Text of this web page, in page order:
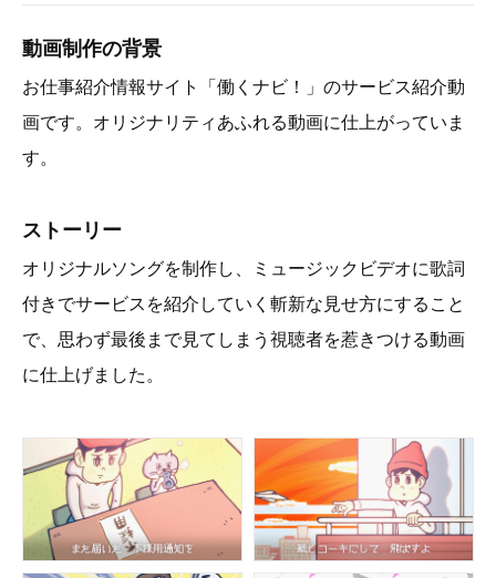
動画制作の背景
お仕事紹介情報サイト「働くナビ！」のサービス紹介動
画です。オリジナリティあふれる動画に仕上がっていま
す。
ストーリー
オリジナルソングを制作し、ミュージックビデオに歌詞
付きでサービスを紹介していく斬新な見せ方にすること
で、思わず最後まで見てしまう視聴者を惹きつける動画
に仕上げました。